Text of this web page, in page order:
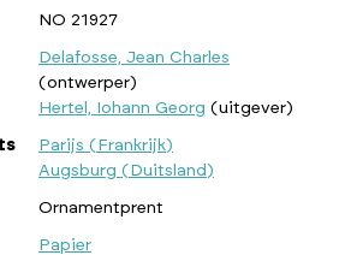
NO 21927
Delafosse, Jean Charles
(ontwerper)
Hertel, Iohann Georg (uitgever)
Parijs (Frankrijk)
Augsburg (Duitsland)
Ornamentprent
Papier